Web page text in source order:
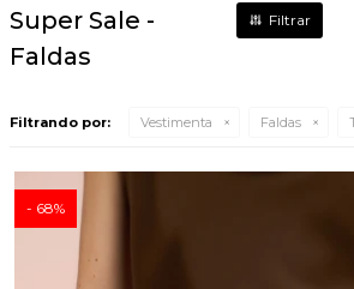
Super Sale -
Faldas
Filtrando por: Vestimenta Faldas
68